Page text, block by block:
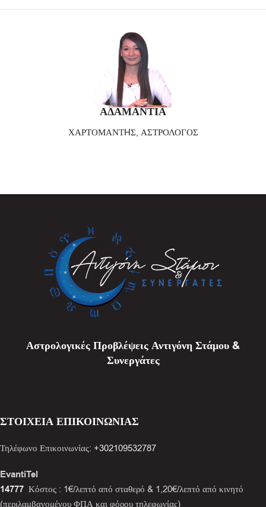
ΑΔΑΜΑΝΤΙΑ
ΧΑΡΤΟΜΑΝΤHΣ, ΑΣΤΡΟΛΟΓΟΣ
Αστρολογικές Προβλέψεις Αντιγόνη Στάμου &
Συνεργάτες
ΣΤΟΙΧΕΙΑ ΕΠΙΚΟΙΝΩΝΙΑΣ
Τηλέφωνο Επικοινωνίας: +302109532787
EvantiTel
14777 Κόστος : 1€/λεπτό από σταθερό & 1,20€/λεπτό από κινητό
(περιλαμβανομένου ΦΠΑ και φόρου τηλεφωνίας)